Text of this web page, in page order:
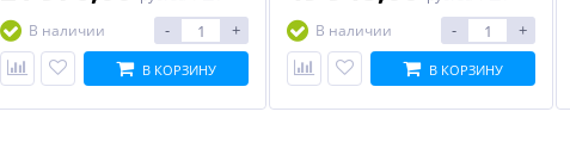
В наличии
- +
В КОРЗИНУ
В наличии
- +
В КОРЗИНУ